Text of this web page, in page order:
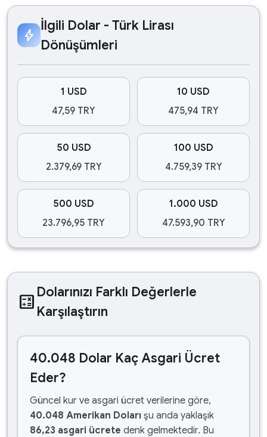
bolt
İlgili Dolar - Türk Lirası
Dönüşümleri
1 USD
47,59 TRY
10 USD
475,94 TRY
50 USD
2.379,69 TRY
100 USD
4.759,39 TRY
500 USD
23.796,95 TRY
1.000 USD
47.593,90 TRY
calculate Dolarınızı Farklı Değerlerle
Karşılaştırın
40.048 Dolar Kaç Asgari Ücret
Eder?
Güncel kur ve asgari ücret verilerine göre,
40.048 Amerikan Doları şu anda yaklaşık
86,23 asgari ücrete denk gelmektedir. Bu